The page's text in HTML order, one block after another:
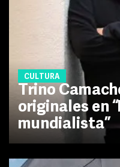
CULTURA
Trino
originales en
mundialista”